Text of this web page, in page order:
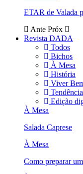
ETAR de Valada
Ante Próx
Revista DADA
Todos
Bichos
À Mesa
História
Viver
Edição
À Mesa
Salada Caprese
À Mesa
Como preparar